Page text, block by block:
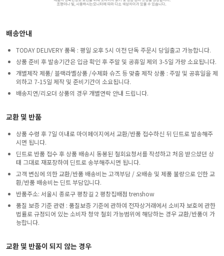
배송안내
TODAY DELIVERY 품목 : 평일 오후 5시 이전 단독 주문시 당일출고 가능합니다.
상품 준비 후 발송기간은 입금 확인 후 주말 및 공휴일 제외 3-5일 가량 소요됩니다.
개별제작 제품/ 블랙라벨상품 /수제화 슈즈 등 맞춤 제작 상품 : 주말 및 공휴일을 제
외하고 7-15일 제작 및 준비기간이 소요됩니다.
배송지연/리오더 상품의 경우 개별연락 안내 드립니다.
교환 및 반품
상품 수령 후 7일 이내로 마이페이지에서 교환/반품 접수하신 뒤 딘트로 발송해주
시면 됩니다.
딘트로 반품 접수 후 상품 배송시 동봉된 철회요청서를 작성하고 처음 받으셨던 상
태 그대로 재포장하여 딘트로 송부해주시면 됩니다.
고객 변심에 의한 교환/반품 배송비는 고객부담 / 오배송 및 제품 불량으로 인한 교
환/반품 배송비는 딘트 부담입니다.
반품주소: 서울시 종로구 평창길 2 평창집배점 trenshow
품질 보증 기준 관련 : 품질보증 기준에 관하여 전자상거래에서 소비자 보호에 관한
법률로 규정되어 있는 소비자 청약 철회 가능범위에 해당하는 경우 교환/반품이 가
능합니다.
교환 및 반품이 되지 않는 경우